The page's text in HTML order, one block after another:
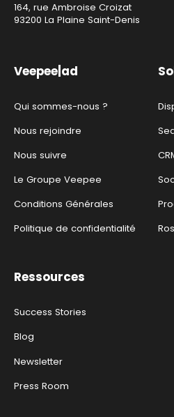
164, rue Ambroise Croizat
93200 La Plaine Saint-Denis
Veepee|ad
Qui sommes-nous ?
Nous rejoindre
Nous suivre
Le Groupe Veepee
Conditions Générales
Politique de confidentialité
Ressources
Success Stories
Blog
Newsletter
Press Room